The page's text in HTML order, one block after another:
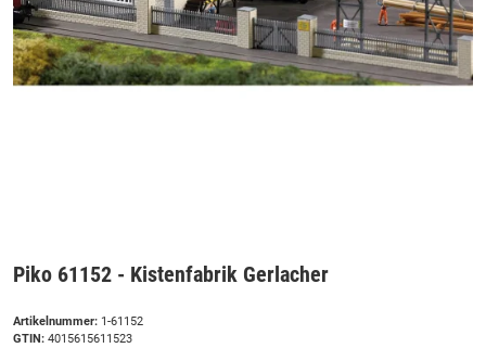
Piko 61152 - Kistenfabrik Gerlacher
Artikelnummer: 1-61152
GTIN: 4015615611523